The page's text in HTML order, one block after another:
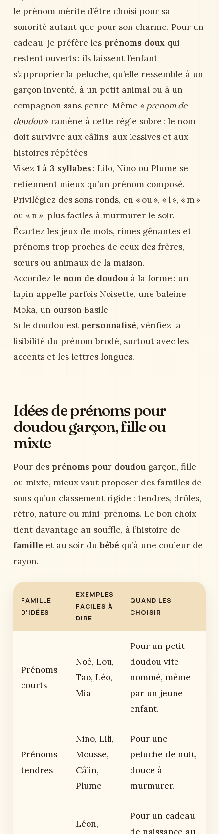
le prénom mérite d’être choisi pour sa
sonorité autant que pour son charme. Pour un
cadeau, je préfère les prénoms doux qui
restent ouverts : ils laissent l’enfant
s’approprier la peluche, qu’elle ressemble à un
garçon inventé, à un petit animal ou à un
compagnon sans genre. Même « prenom.de
doudou» ramène à cette règle sobre : le nom
doit survivre aux câlins, aux lessives et aux
histoires répétées.
Visez 1 à 3 syllabes : Lilo, Nino ou Plume se
retiennent mieux qu’un prénom composé.
Privilégiez des sons ronds, en « ou », « l », « m »
ou « n », plus faciles à murmurer le soir.
Écartez les jeux de mots, rimes gênantes et
prénoms trop proches de ceux des frères,
sœurs ou animaux de la maison.
Accordez le nom de doudou à la forme : un
lapin appelle parfois Noisette, une baleine
Moka, un ourson Basile.
Si le doudou est personnalisé, vérifiez la
lisibilité du prénom brodé, surtout avec les
accents et les lettres longues.
Idées de prénoms pour
doudou garçon, fille ou
mixte
Pour des prénoms pour doudou garçon, fille
ou mixte, mieux vaut proposer des familles de
sons qu’un classement rigide : tendres, drôles,
rétro, nature ou mini-prénoms. Le bon choix
tient davantage au souffle, à l’histoire de
famille et au soir dubébé qu’à une couleur de
rayon.
FAMILLE
D’IDÉES
EXEMPLES
FACILES À
DIRE
QUAND LES
CHOISIR
Prénoms
courts
Noé, Lou,
Tao, Léo,
Mia
Pour un petit
doudou vite
nommé, même
par un jeune
enfant.
Prénoms
tendres
Nino, Lili,
Mousse,
Câlin,
Plume
Pour une
peluche de nuit,
douce à
murmurer.
Léon,
Pour un cadeau
de naissance au